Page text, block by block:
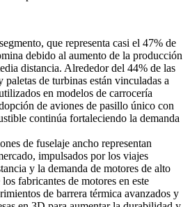
que representa casi el 47% de
debido al aumento de la producción
distancia. Alrededor del 44% de las
paletas de turbinas están vinculadas a
en modelos de carrocería
de aviones de pasillo único con
continúa fortaleciendo la demanda
de fuselaje ancho representan
impulsados ​​por los viajes
y la demanda de motores de alto
fabricantes de motores en este
de barrera térmica avanzados y